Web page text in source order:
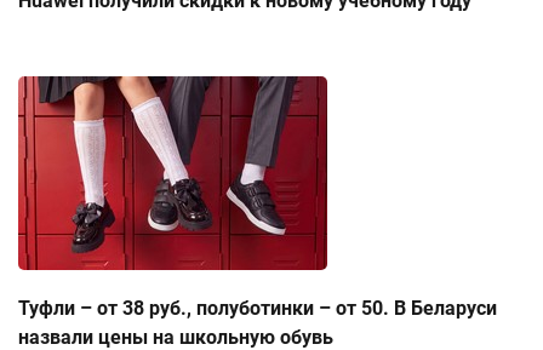
Туфли – от 38 руб., полуботинки – от 50. В Беларуси
назвали цены на школьную обувь